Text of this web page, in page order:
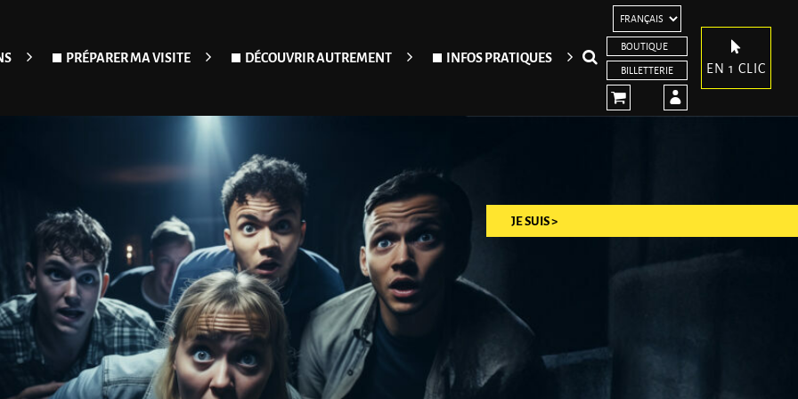
PRÉPARER MA VISITE DÉCOUVRIR AUTREMENT INFOS PRATIQUES Rechercher
BOUTIQUE
BILLETTERIE EN 1 CLIC